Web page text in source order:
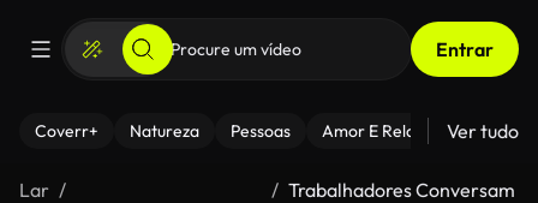
Entrar
Coverr+ Natureza Pessoas Amor E Relacionamentos
Ver tudo
Lar
Trabalhadores Conversam